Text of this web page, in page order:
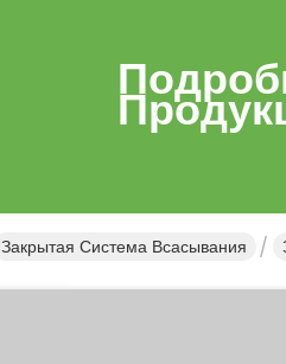
Закрытая Система Всасывания